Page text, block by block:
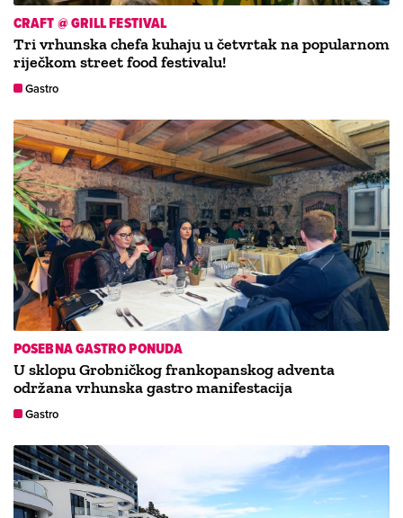
CRAFT @ GRILL FESTIVAL
Tri vrhunska chefa kuhaju u četvrtak na popularnom
riječkom street food festivalu!
Gastro
POSEBNA GASTRO PONUDA
U sklopu Grobničkog frankopanskog adventa
održana vrhunska gastro manifestacija
Gastro